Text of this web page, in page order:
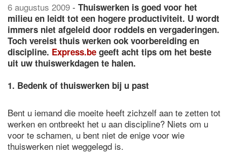
6 augustus 2009 - Thuiswerken is goed voor het
milieu en leidt tot een hogere productiviteit. U wordt
immers niet afgeleid door roddels en vergaderingen.
Toch vereist thuis werken ook voorbereiding en
discipline. Express.be geeft acht tips om het beste
uit uw thuiswerkdagen te halen.
1. Bedenk of thuiswerken bij u past
Bent u iemand die moeite heeft zichzelf aan te zetten tot
werken en ontbreekt het u aan discipline? Niets om u
voor te schamen, u bent niet de enige voor wie
thuiswerken niet weggelegd is.